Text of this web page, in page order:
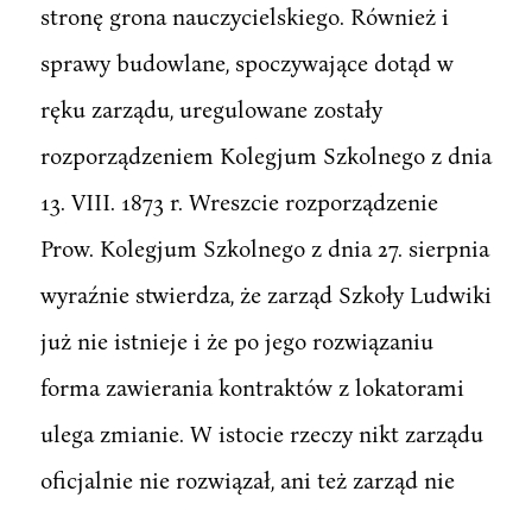
stronę grona nauczycielskiego. Również i
sprawy budowlane, spoczywające dotąd w
ręku zarządu, uregulowane zostały
rozporządzeniem Kolegjum Szkolnego z dnia
13. VIII. 1873 r. Wreszcie rozporządzenie
Prow. Kolegjum Szkolnego z dnia 27. sierpnia
wyraźnie stwierdza, że zarząd Szkoły Ludwiki
już nie istnieje i że po jego rozwiązaniu
forma zawierania kontraktów z lokatorami
ulega zmianie. W istocie rzeczy nikt zarządu
oficjalnie nie rozwiązał, ani też zarząd nie